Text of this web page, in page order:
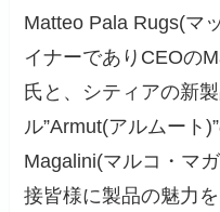
Matteo Pala Rugs(マ
イナーでありCEOの
氏と、シティアの新
ル”Armut(アルムート
Magalini(マルコ・マ
接皆様に製品の魅力